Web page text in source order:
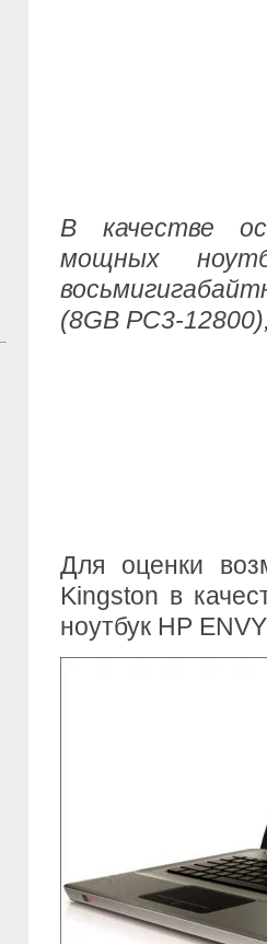
В качестве
мощных
(8GB PC3-
Для оценки
Kingston в
ноутбук HP